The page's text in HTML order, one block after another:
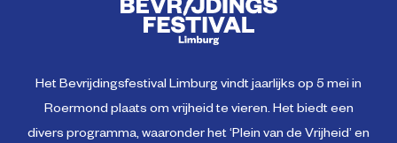
Het Bevrijdingsfestival Limburg vindt jaarlijks op 5 mei in
Roermond plaats om vrijheid te vieren. Het biedt een
divers programma, waaronder het ‘Plein van de Vrijheid’ en